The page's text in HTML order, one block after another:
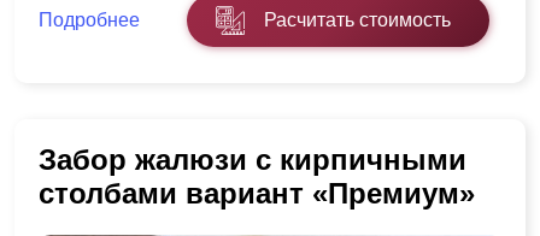
Подробнее Расчитать стоимость
Забор жалюзи с кирпичными
столбами вариант «Премиум»